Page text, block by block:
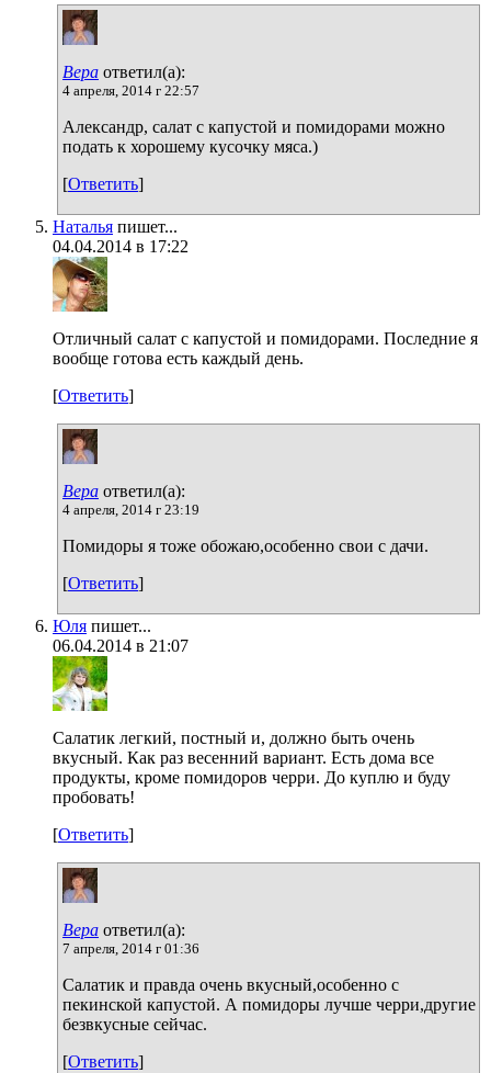
Вера ответил(а):
4 апреля, 2014 г 22:57
Александр, салат с капустой и помидорами можно
подать к хорошему кусочку мяса.)
[Ответить]
Наталья пишет...
04.04.2014 в 17:22
Отличный салат с капустой и помидорами. Последние я
вообще готова есть каждый день.
[Ответить]
Вера ответил(а):
4 апреля, 2014 г 23:19
Помидоры я тоже обожаю,особенно свои с дачи.
[Ответить]
Юля пишет...
06.04.2014 в 21:07
Салатик легкий, постный и, должно быть очень
вкусный. Как раз весенний вариант. Есть дома все
продукты, кроме помидоров черри. До куплю и буду
пробовать!
[Ответить]
Вера ответил(а):
7 апреля, 2014 г 01:36
Салатик и правда очень вкусный,особенно с
пекинской капустой. А помидоры лучше черри,другие
безвкусные сейчас.
[Ответить]